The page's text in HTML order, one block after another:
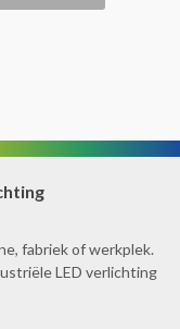
fabriek of werkplek.
LED verlichting